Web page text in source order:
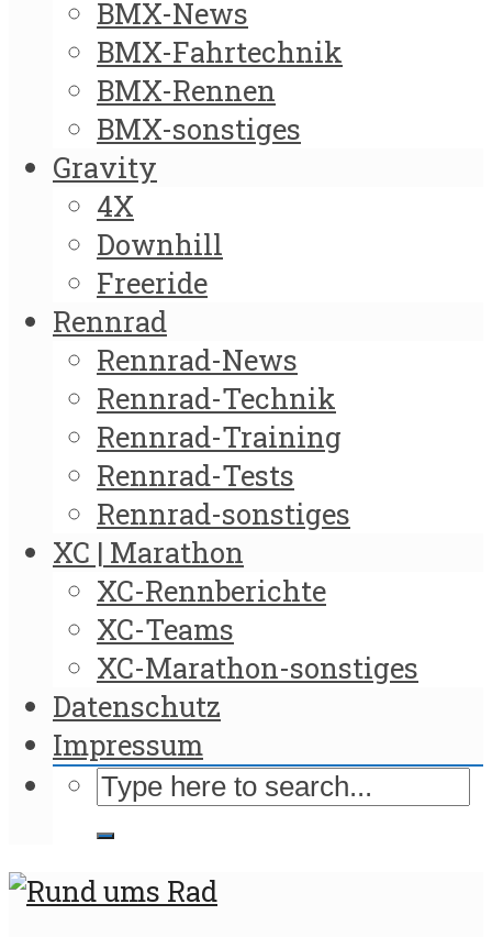
BMX-News
BMX-Fahrtechnik
BMX-Rennen
BMX-sonstiges
Gravity
4X
Downhill
Freeride
Rennrad
Rennrad-News
Rennrad-Technik
Rennrad-Training
Rennrad-Tests
Rennrad-sonstiges
XC | Marathon
XC-Rennberichte
XC-Teams
XC-Marathon-sonstiges
Datenschutz
Impressum